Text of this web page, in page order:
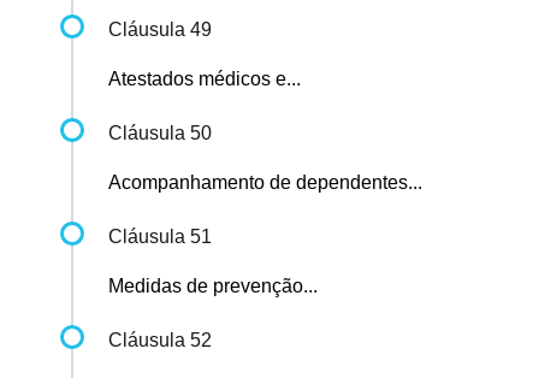
Cláusula 49
Atestados médicos e...
Cláusula 50
Acompanhamento de dependentes...
Cláusula 51
Medidas de prevenção...
Cláusula 52